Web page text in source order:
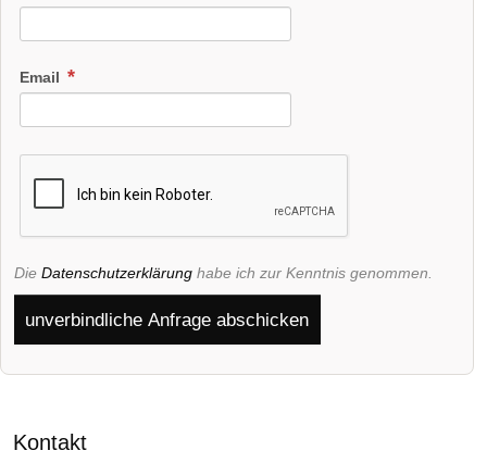
Email
Die Datenschutzerklärung habe ich zur Kenntnis genommen.
unverbindliche Anfrage abschicken
Kontakt